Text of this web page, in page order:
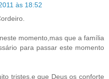
às 18:52
momento,mas que a família
para passar este momento
tristes,e que Deus os conforte